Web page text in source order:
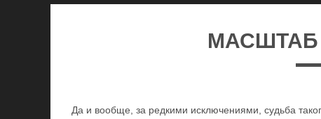
МАСШТАБ
Да и вообще, за редкими исключениями, судьба